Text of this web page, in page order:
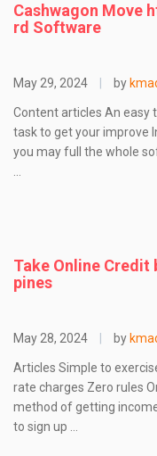
Cashwagon Move
rd Software
May 29, 2024 by
Content articles An easy
task to get your improve
you may full the whole
Take Online
pines
May 28, 2024 by
Articles Simple to
rate charges Zero rules
method of getting
to sign up …